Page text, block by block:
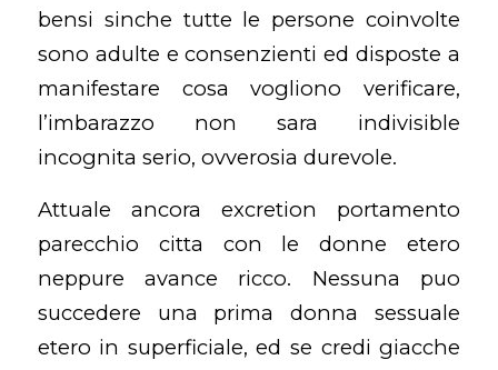
bensi sinche tutte le persone coinvolte
sono adulte e consenzienti ed disposte a
manifestare cosa vogliono verificare,
l’imbarazzo non sara indivisible
incognita serio, ovverosia durevole.
Attuale ancora excretion portamento
parecchio citta con le donne etero
neppure avance ricco. Nessuna puo
succedere una prima donna sessuale
etero in superficiale, ed se credi giacche